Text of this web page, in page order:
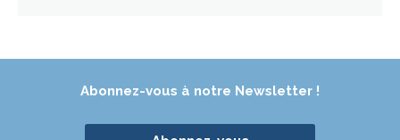
Abonnez-vous à notre Newsletter !